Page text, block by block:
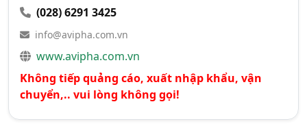
(028) 6291 3425
info@avipha.com.vn
www.avipha.com.vn
Không tiếp quảng cáo, xuất nhập khẩu, vận
chuyển,.. vui lòng không gọi!